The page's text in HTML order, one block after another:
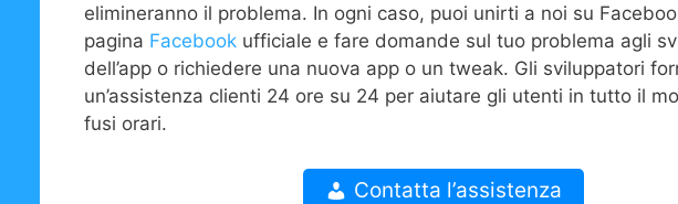
elimineranno il problema. In ogni caso, puoi unirti a noi su
pagina Facebook ufficiale e fare domande sul tuo problema agli
dell’app o richiedere una nuova app o un tweak. Gli sviluppatori
un’assistenza clienti 24 ore su 24 per aiutare gli utenti in tutto il
fusi orari.
Contatta l’assistenza